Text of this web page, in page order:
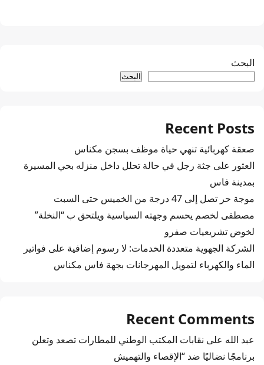
البحث
البحث
Recent Posts
صعقة كهربائية تنهي حياة موظف بسجن مكناس
العثور على جثة رجل في حالة تحلل داخل منزله بحي المسيرة
بمدينة فاس
موجة حر تصل إلى 47 درجة من الخميس حتى السبت
مصطفى لخصم يحسم وجهته السياسية ويلتحق ب “النخلة”
لخوض تشريعيات صفرو
الشركة الجهوية متعددة الخدمات: لا رسوم إضافية على فواتير
الماء والكهرباء لتمويل المهرجانات بجهة فاس مكناس
Recent Comments
عبد الله على نقابات المكتب الوطني للمطارات تصعد وتعلن
برنامجًا نضاليًا ضد “الإقصاء والتهميش